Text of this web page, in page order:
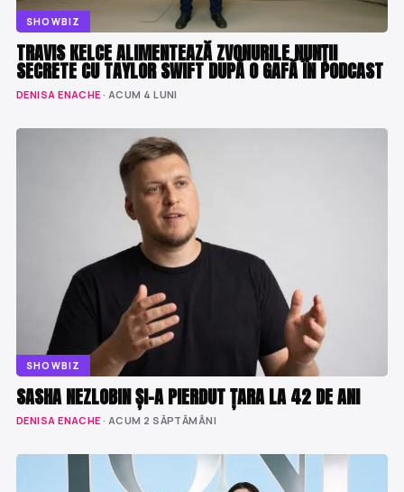
SHOWBIZ
TRAVIS KELCE ALIMENTEAZĂ ZVONURILE NUNȚII
SECRETE CU TAYLOR SWIFT DUPĂ O GAFĂ ÎN PODCAST
DENISA ENACHE · ACUM 4 LUNI
SHOWBIZ
SASHA NEZLOBIN ȘI-A PIERDUT ȚARA LA 42 DE ANI
DENISA ENACHE · ACUM 2 SĂPTĂMÂNI